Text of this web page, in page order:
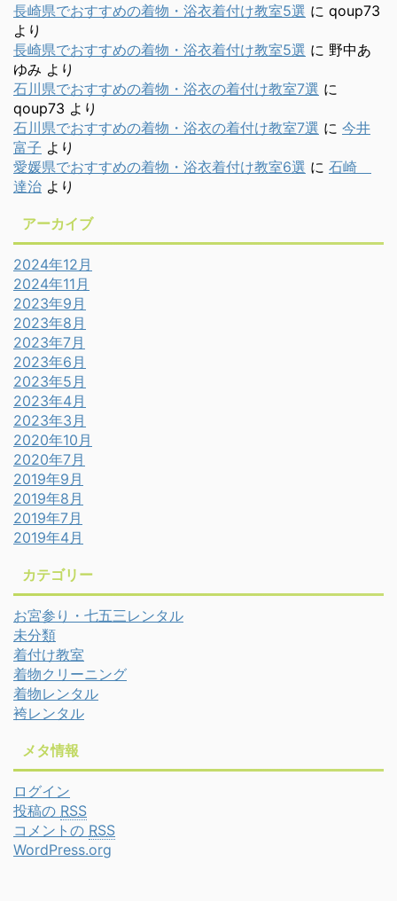
長崎県でおすすめの着物・浴衣着付け教室5選 に qoup73
より
長崎県でおすすめの着物・浴衣着付け教室5選 に 野中あ
ゆみ より
石川県でおすすめの着物・浴衣の着付け教室7選 に
qoup73 より
石川県でおすすめの着物・浴衣の着付け教室7選 に 今井
富子 より
愛媛県でおすすめの着物・浴衣着付け教室6選 に 石崎
達治 より
アーカイブ
2024年12月
2024年11月
2023年9月
2023年8月
2023年7月
2023年6月
2023年5月
2023年4月
2023年3月
2020年10月
2020年7月
2019年9月
2019年8月
2019年7月
2019年4月
カテゴリー
お宮参り・七五三レンタル
未分類
着付け教室
着物クリーニング
着物レンタル
袴レンタル
メタ情報
ログイン
投稿の RSS
コメントの RSS
WordPress.org